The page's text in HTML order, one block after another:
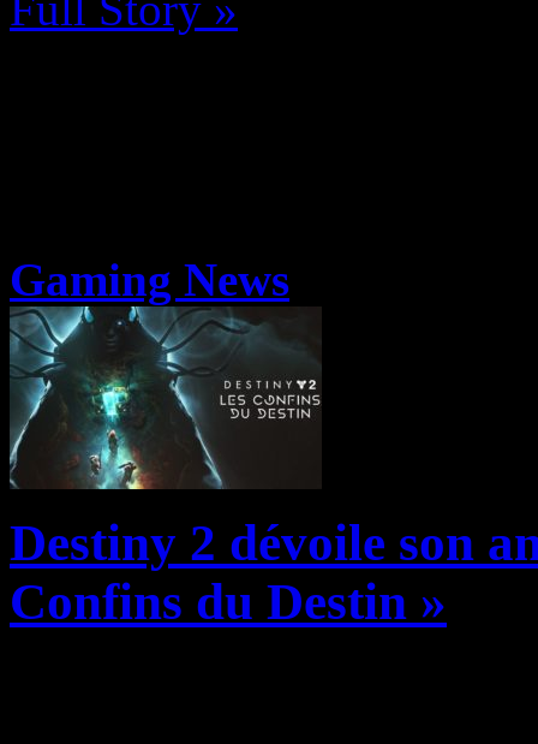
Gaming News
Destiny 2 dévoile son
Confins du Destin »